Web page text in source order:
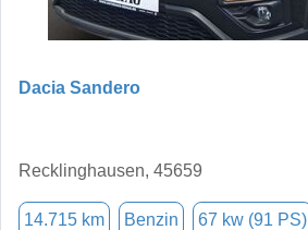
Dacia Sandero
Recklinghausen, 45659
14.715 km Benzin 67 kw (91 PS)